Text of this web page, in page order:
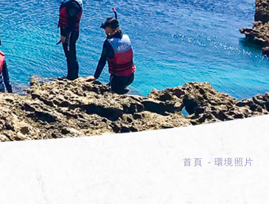
首頁 環境照片